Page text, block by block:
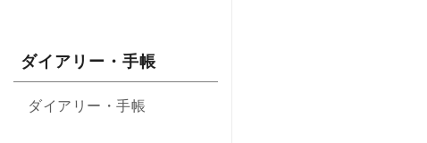
ダイアリー・手帳
ダイアリー・手帳